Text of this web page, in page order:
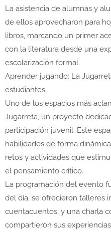
La asistencia de alumnas y
de ellos aprovecharon para
libros, marcando un primer
con la literatura desde una
escolarización formal.
Aprender jugando: La
estudiantes
Uno de los espacios más
Jugarreta, un proyecto
participación juvenil. Este
habilidades de forma
retos y actividades que
el pensamiento crítico.
La programación del evento
del día, se ofrecieron talleres
cuentacuentos, y una charla
compartieron sus